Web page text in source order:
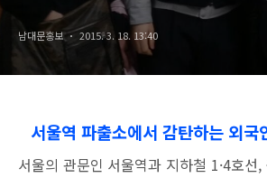
남대문홍보 2015. 3. 18. 13:40
서울역 파출소에서 감탄하는 외국
서울의 관문인 서울역과 지하철 1·4호선